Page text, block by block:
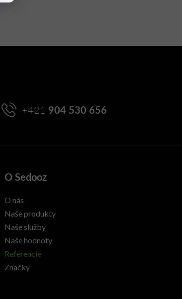
+421 904 530 656
O Sedooz
O nás
Naše produkty
Naše služby
Naše hodnoty
Referencie
Značky